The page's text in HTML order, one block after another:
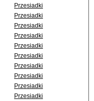
Przesiadki
Przesiadki
Przesiadki
Przesiadki
Przesiadki
Przesiadki
Przesiadki
Przesiadki
Przesiadki
Przesiadki